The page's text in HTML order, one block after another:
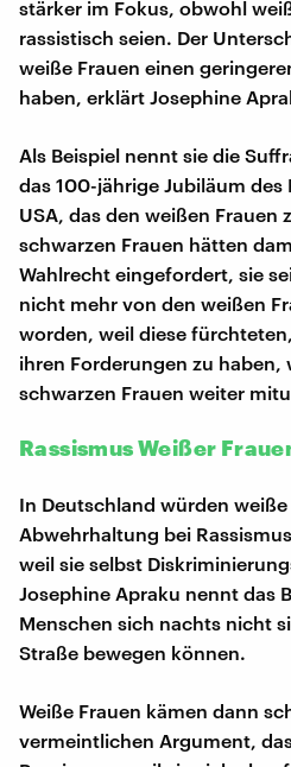
stärker im Fokus, obwohl
rassistisch seien. Der
weiße Frauen einen
haben, erklärt Josephine
Als Beispiel nennt sie die
das 100-jährige Jubiläum
USA, das den weißen Frauen
schwarzen Frauen hätten
Wahlrecht eingefordert, sie
nicht mehr von den weißen
worden, weil diese
ihren Forderungen zu haben,
schwarzen Frauen weiter
Rassismus Weißer
In Deutschland würden
Abwehrhaltung bei
weil sie selbst
Josephine Apraku nennt das
Menschen sich nachts nicht
Straße bewegen können.
Weiße Frauen kämen dann
vermeintlichen Argument,